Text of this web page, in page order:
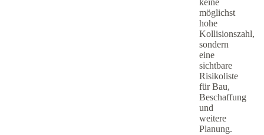
keine
möglichst
hohe
Kollisionszahl,
sondern
eine
sichtbare
Risikoliste
für Bau,
Beschaffung
und
weitere
Planung.